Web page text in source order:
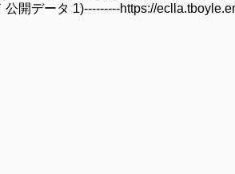
開データ 1)---------https://